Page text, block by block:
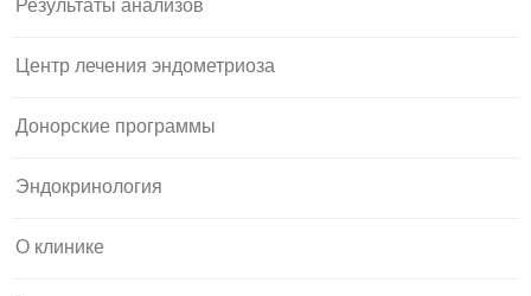
Результаты анализов
Центр лечения эндометриоза
Донорские программы
Эндокринология
О клинике